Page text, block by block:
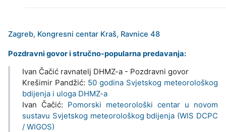
Zagreb, Kongresni centar Kraš, Ravnice 48
Pozdravni govor i stručno-popularna predavanja:
Ivan Čačić ravnatelj DHMZ-a - Pozdravni govor
Krešimir Pandžić: 50 godina Svjetskog meteorološkog
bdijenja i uloga DHMZ-a
Ivan Čačić: Pomorski meteorološki centar u novom
sustavu Svjetskog meteorološkog bdijenja (WIS DCPC
/ WIGOS)